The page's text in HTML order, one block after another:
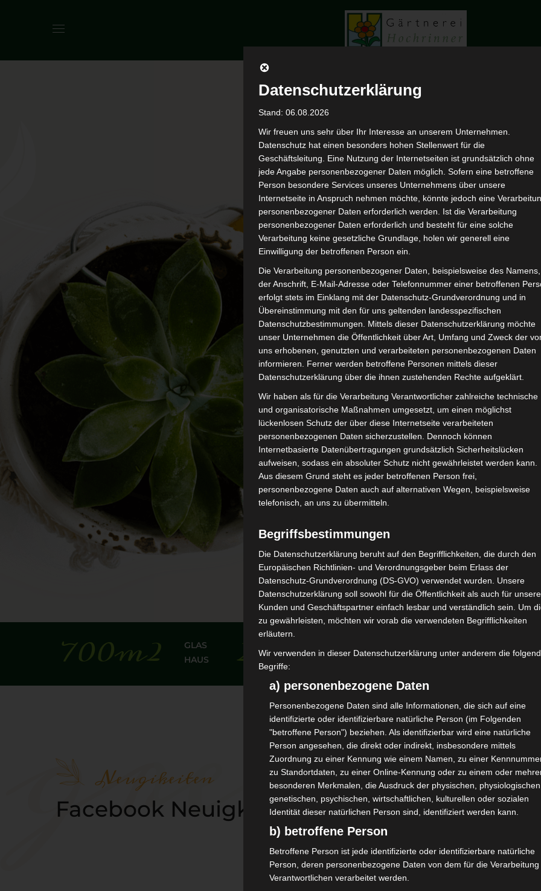
Natur
Wir bieten
Bewässerung,
700m²
GLAS
HAUS
20+
ERFAHRUNG
200+
PROJEKTE
green
Neugikeiten
Facebook Neuigkeiten
Datenschutzerklärung
Stand: 06.08.2026
Wir freuen uns sehr über Ihr Interesse an unserem Unternehmen.
Datenschutz hat einen besonders hohen Stellenwert für die
Geschäftsleitung. Eine Nutzung der Internetseiten ist grundsätzlich ohne
jede Angabe personenbezogener Daten möglich. Sofern eine betroffene
Person besondere Services unseres Unternehmens über unsere
Internetseite in Anspruch nehmen möchte, könnte jedoch eine
personenbezogener Daten erforderlich werden. Ist die Verarbeitung
personenbezogener Daten erforderlich und besteht für eine solche
Verarbeitung keine gesetzliche Grundlage, holen wir generell eine
Einwilligung der betroffenen Person ein.
Die Verarbeitung personenbezogener Daten, beispielsweise des Namens,
der Anschrift, E-Mail-Adresse oder Telefonnummer einer betroffenen
erfolgt stets im Einklang mit der Datenschutz-Grundverordnung und in
Übereinstimmung mit den für uns geltenden landesspezifischen
Datenschutzbestimmungen. Mittels dieser Datenschutzerklärung möchte
unser Unternehmen die Öffentlichkeit über Art, Umfang und Zweck der
uns erhobenen, genutzten und verarbeiteten personenbezogenen Daten
informieren. Ferner werden betroffene Personen mittels dieser
Datenschutzerklärung über die ihnen zustehenden Rechte aufgeklärt.
Wir haben als für die Verarbeitung Verantwortlicher zahlreiche technische
und organisatorische Maßnahmen umgesetzt, um einen möglichst
lückenlosen Schutz der über diese Internetseite verarbeiteten
personenbezogenen Daten sicherzustellen. Dennoch können
Internetbasierte Datenübertragungen grundsätzlich Sicherheitslücken
aufweisen, sodass ein absoluter Schutz nicht gewährleistet werden kann.
Aus diesem Grund steht es jeder betroffenen Person frei,
personenbezogene Daten auch auf alternativen Wegen, beispielsweise
telefonisch, an uns zu übermitteln.
Begriffsbestimmungen
Die Datenschutzerklärung beruht auf den Begrifflichkeiten, die durch den
Europäischen Richtlinien- und Verordnungsgeber beim Erlass der
Datenschutz-Grundverordnung (DS-GVO) verwendet wurden. Unsere
Datenschutzerklärung soll sowohl für die Öffentlichkeit als auch für unsere
Kunden und Geschäftspartner einfach lesbar und verständlich sein. Um
zu gewährleisten, möchten wir vorab die verwendeten Begrifflichkeiten
erläutern.
Wir verwenden in dieser Datenschutzerklärung unter anderem die
Begriffe:
a) personenbezogene Daten
Personenbezogene Daten sind alle Informationen, die sich auf eine
identifizierte oder identifizierbare natürliche Person (im Folgenden
"betroffene Person") beziehen. Als identifizierbar wird eine natürliche
Person angesehen, die direkt oder indirekt, insbesondere mittels
Zuordnung zu einer Kennung wie einem Namen, zu einer
zu Standortdaten, zu einer Online-Kennung oder zu einem oder
besonderen Merkmalen, die Ausdruck der physischen, physiologischen,
genetischen, psychischen, wirtschaftlichen, kulturellen oder sozialen
Identität dieser natürlichen Person sind, identifiziert werden kann.
b) betroffene Person
Betroffene Person ist jede identifizierte oder identifizierbare natürliche
Person, deren personenbezogene Daten von dem für die Verarbeitung
Verantwortlichen verarbeitet werden.